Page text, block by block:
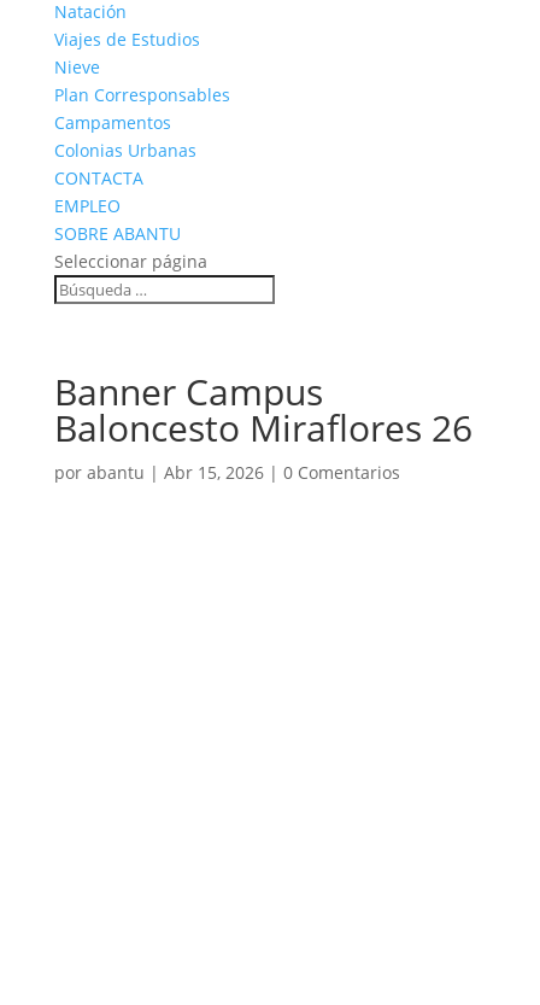
Natación
Viajes de Estudios
Nieve
Plan Corresponsables
Campamentos
Colonias Urbanas
CONTACTA
EMPLEO
SOBRE ABANTU
Seleccionar página
Banner Campus
Baloncesto Miraflores 26
por abantu | Abr 15, 2026| 0 Comentarios